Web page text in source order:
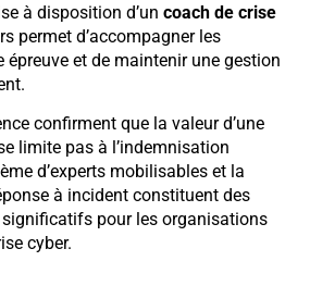
à disposition d’un coach de crise
permet d’accompagner les
et de maintenir une gestion
confirment que la valeur d’une
limite pas à l’indemnisation
d’experts mobilisables et la
à incident constituent des
pour les organisations
cyber.